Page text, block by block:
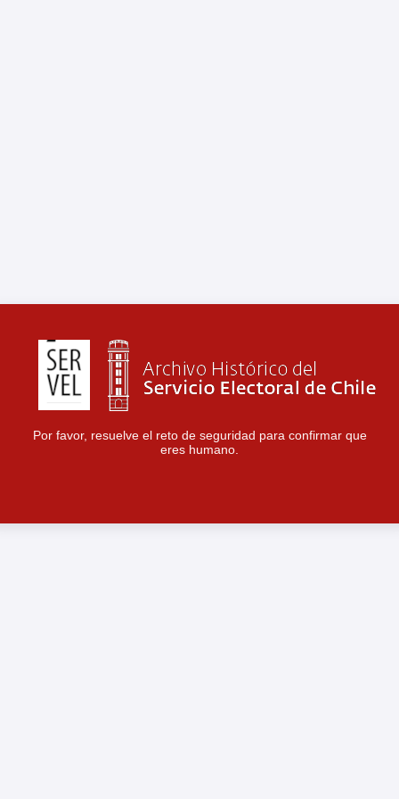
Por favor, resuelve el reto de seguridad para confirmar que
eres humano.